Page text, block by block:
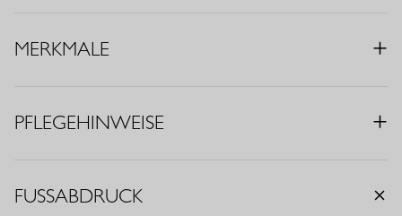
• Stoff aus Italien
Travelstoff ist ein komfortabler, pflegeleichter Stretchstoff, der
Haut an. Dank seiner atmungsaktiven Qualität, der
schnelltrocknenden Eigenschaften und des angenehmen
MERKMALE
PFLEGEHINWEISE
FUSSABDRUCK